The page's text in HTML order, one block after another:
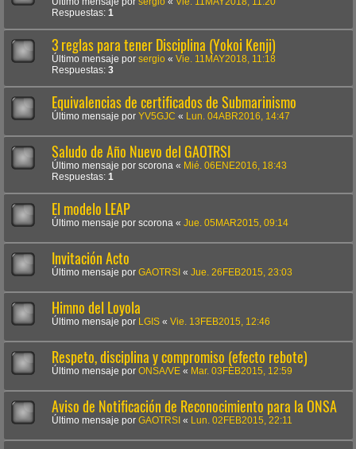
Respuestas: 1
3 reglas para tener Disciplina (Yokoi Kenji)
Último mensaje por sergio « Vie. 11MAY2018, 11:18
Respuestas: 3
Equivalencias de certificados de Submarinismo
Último mensaje por YV5GJC « Lun. 04ABR2016, 14:47
Saludo de Año Nuevo del GAOTRSI
Último mensaje por scorona « Mié. 06ENE2016, 18:43
Respuestas: 1
El modelo LEAP
Último mensaje por scorona « Jue. 05MAR2015, 09:14
Invitación Acto
Último mensaje por GAOTRSI « Jue. 26FEB2015, 23:03
Himno del Loyola
Último mensaje por LGIS « Vie. 13FEB2015, 12:46
Respeto, disciplina y compromiso (efecto rebote)
Último mensaje por ONSA/VE « Mar. 03FEB2015, 12:59
Aviso de Notificación de Reconocimiento para la ONSA
Último mensaje por GAOTRSI « Lun. 02FEB2015, 22:11